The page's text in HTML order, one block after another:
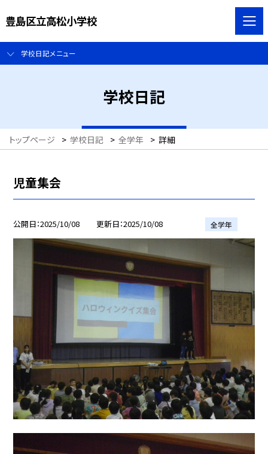
豊島区立高松小学校
学校日記メニュー
学校日記
トップページ > 学校日記 > 全学年 > 詳細
児童集会
公開日 2025/10/08 更新日 2025/10/08 全学年